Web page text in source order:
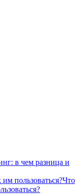
в чем разница и
Что